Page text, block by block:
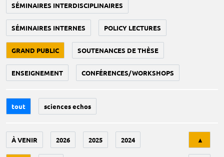
SÉMINAIRES INTERDISCIPLINAIRES
SÉMINAIRES INTERNES POLICY LECTURES
GRAND PUBLIC SOUTENANCES DE THÈSE
ENSEIGNEMENT CONFÉRENCES/WORKSHOPS
tout sciences echos
À VENIR 2026 2025 2024 ▲